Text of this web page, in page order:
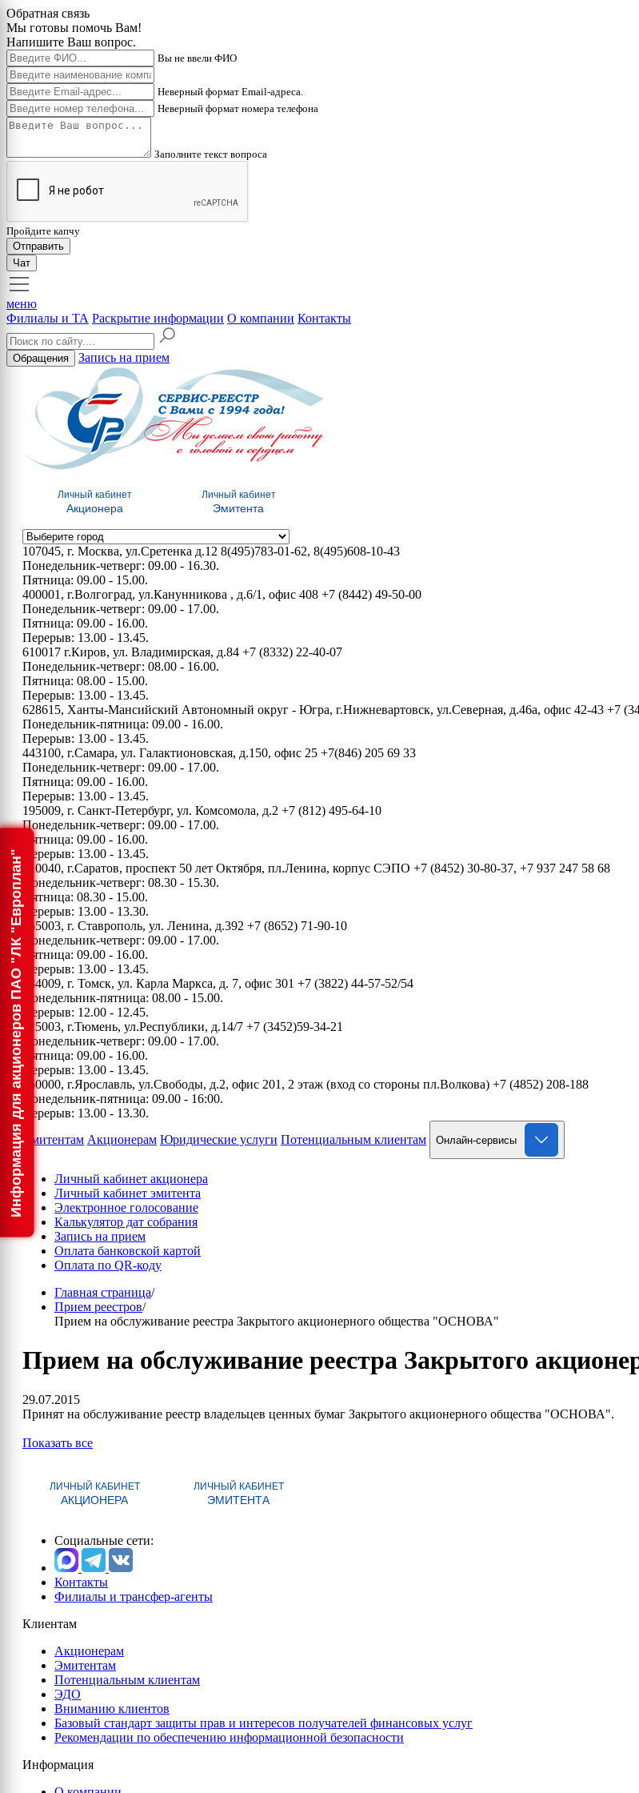
Обратная связь
Мы готовы помочь Вам!
Напишите Ваш вопрос.
Вы не ввели ФИО
Неверный формат Email-адреса.
Неверный формат номера телефона
Заполните текст вопроса
Пройдите капчу
Отправить
Чат
Информация для акционеров ПАО "ЛК "Европлан"
меню
Филиалы и ТА Раскрытие информации О компании Контакты
Обращения Запись на прием
Личный кабинет
Акционера
Личный кабинет
Эмитента
107045, г. Москва, ул.Сретенка д.12 8(495)783-01-62, 8(495)608-10-43
Понедельник-четверг: 09.00 - 16.30.
Пятница: 09.00 - 15.00.
400001, г.Волгоград, ул.Канунникова , д.6/1, офис 408 +7 (8442) 49-50-00
Понедельник-четверг: 09.00 - 17.00.
Пятница: 09.00 - 16.00.
Перерыв: 13.00 - 13.45.
610017 г.Киров, ул. Владимирская, д.84 +7 (8332) 22-40-07
Понедельник-четверг: 08.00 - 16.00.
Пятница: 08.00 - 15.00.
Перерыв: 13.00 - 13.45.
628615, Ханты-Мансийский Автономный округ - Югра, г.Нижневартовск, ул.Северная, д.46а, офис 42-43 +7
Понедельник-пятница: 09.00 - 16.00.
Перерыв: 13.00 - 13.45.
443100, г.Самара, ул. Галактионовская, д.150, офис 25 +7(846) 205 69 33
Понедельник-четверг: 09.00 - 17.00.
Пятница: 09.00 - 16.00.
Перерыв: 13.00 - 13.45.
195009, г. Санкт-Петербург, ул. Комсомола, д.2 +7 (812) 495-64-10
Понедельник-четверг: 09.00 - 17.00.
Пятница: 09.00 - 16.00.
Перерыв: 13.00 - 13.45.
410040, г.Саратов, проспект 50 лет Октября, пл.Ленина, корпус СЭПО +7 (8452) 30-80-37, +7 937 247 58 68
Понедельник-четверг: 08.30 - 15.30.
Пятница: 08.30 - 15.00.
Перерыв: 13.00 - 13.30.
355003, г. Ставрополь, ул. Ленина, д.392 +7 (8652) 71-90-10
Понедельник-четверг: 09.00 - 17.00.
Пятница: 09.00 - 16.00.
Перерыв: 13.00 - 13.45.
634009, г. Томск, ул. Карла Маркса, д. 7, офис 301 +7 (3822) 44-57-52/54
Понедельник-пятница: 08.00 - 15.00.
Перерыв: 12.00 - 12.45.
625003, г.Тюмень, ул.Республики, д.14/7 +7 (3452)59-34-21
Понедельник-четверг: 09.00 - 17.00.
Пятница: 09.00 - 16.00.
Перерыв: 13.00 - 13.45.
150000, г.Ярославль, ул.Свободы, д.2, офис 201, 2 этаж (вход со стороны пл.Волкова) +7 (4852) 208-188
Понедельник-пятница: 09.00 - 16:00.
Перерыв: 13.00 - 13.30.
Эмитентам Акционерам Юридические услуги Потенциальным клиентам Онлайн-сервисы
Личный кабинет акционера
Личный кабинет эмитента
Электронное голосование
Калькулятор дат собрания
Запись на прием
Оплата банковской картой
Оплата по QR-коду
Главная страница/
Прием реестров/
Прием на обслуживание реестра Закрытого акционерного общества "ОСНОВА"
Прием на обслуживание реестра Закрытого
29.07.2015
Принят на обслуживание реестр владельцев ценных бумаг Закрытого акционерного общества "ОСНОВА".
Показать все
ЛИЧНЫЙ КАБИНЕТ
АКЦИОНЕРА
ЛИЧНЫЙ КАБИНЕТ
ЭМИТЕНТА
Социальные сети:
Контакты
Филиалы и трансфер-агенты
Клиентам
Акционерам
Эмитентам
Потенциальным клиентам
ЭДО
Вниманию клиентов
Базовый стандарт защиты прав и интересов получателей финансовых услуг
Рекомендации по обеспечению информационной безопасности
Информация